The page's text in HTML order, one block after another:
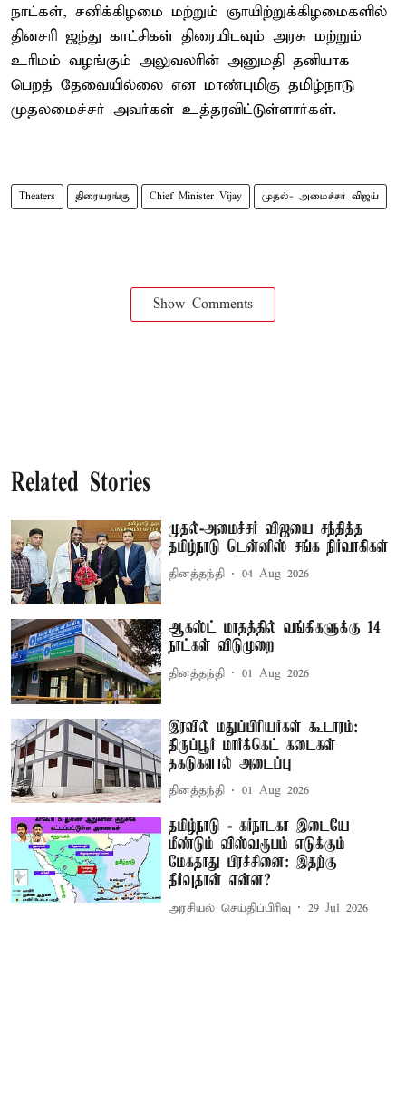
நாட்கள், சனிக்கிழமை மற்றும் ஞாயிற்றுக்கிழமைகளில்
தினசரி ஜந்து காட்சிகள் திரையிடவும் அரசு மற்றும்
உரிமம் வழங்கும் அலுவலரின் அனுமதி தனியாக
பெறத் தேவையில்லை என மாண்புமிகு தமிழ்நாடு
முதலமைச்சர் அவர்கள் உத்தரவிட்டுள்ளார்கள்.
Theaters திரையரங்கு Chief Minister Vijay முதல்- அமைச்சர் விஜய்
Show Comments
Related Stories
முதல்-அமைச்சர் விஜயை சந்தித்த
தமிழ்நாடு டென்னிஸ் சங்க நிர்வாகிகள்
தினத்தந்தி 04 Aug 2026
ஆகஸ்ட் மாதத்தில் வங்கிகளுக்கு 14
நாட்கள் விடுமுறை
தினத்தந்தி 01 Aug 2026
இரவில் மதுப்பிரியர்கள் கூடாரம்:
திருப்பூர் மார்க்கெட் கடைகள்
தகடுகளால் அடைப்பு
தினத்தந்தி 01 Aug 2026
தமிழ்நாடு - கர்நாடகா இடையே
மீண்டும் விஸ்வரூபம் எடுக்கும்
மேகதாது பிரச்சினை: இதற்கு
தீர்வுதான் என்ன?
அரசியல் செய்திப்பிரிவு 29 Jul 2026